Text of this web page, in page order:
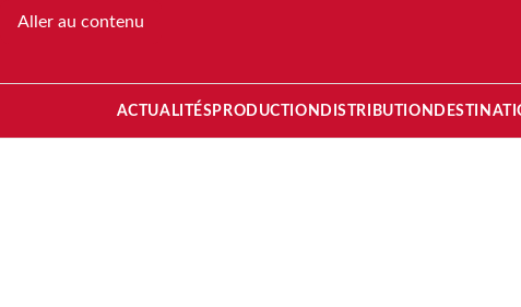
Aller au contenu
ACTUALITÉS PRODUCTION DISTRIBUTION